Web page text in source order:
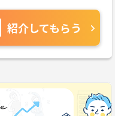
紹介してもらう